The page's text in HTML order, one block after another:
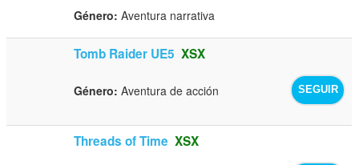
Género: Aventura narrativa
Tomb Raider UE5 XSX
SEGUIR
Género: Aventura de acción
Threads of Time XSX